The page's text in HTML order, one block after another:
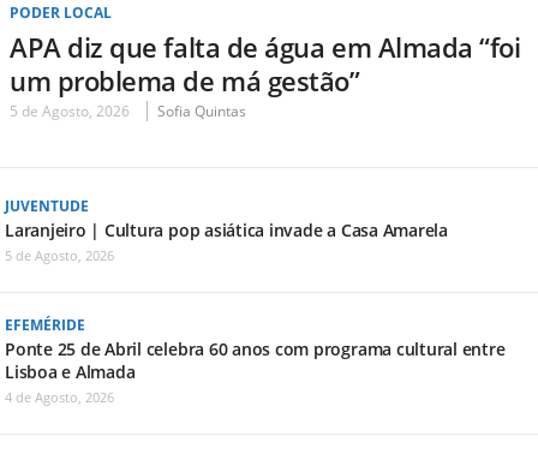
PODER LOCAL
APA diz que falta de água em Almada “foi
um problema de má gestão”
5 de Agosto, 2026 Sofia Quintas
JUVENTUDE
Laranjeiro | Cultura pop asiática invade a Casa Amarela
5 de Agosto, 2026
EFEMÉRIDE
Ponte 25 de Abril celebra 60 anos com programa cultural entre
Lisboa e Almada
4 de Agosto, 2026